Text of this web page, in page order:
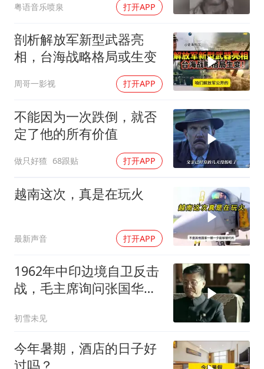
粤语音乐喷泉 打开APP
剖析解放军新型武器亮
相，台海战略格局或生变
周哥一影视 打开APP
不能因为一次跌倒，就否
定了他的所有价值
做只好猹 68跟贴 打开APP
越南这次，真是在玩火
最新声音 打开APP
1962年中印边境自卫反击
战，毛主席询问张国华能
初雪未见
今年暑期，酒店的日子好
过吗？